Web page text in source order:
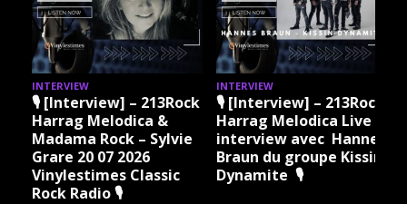
INTERVIEW
🎙 [Interview] – 213Rock
Harrag Melodica &
Madama Rock – Sylvie
Grare 20 07 2026
Vinylestimes Classic
Rock Radio 🎙
INTERVIEW
🎙 [Interview] – 213Rock
Harrag Melodica Live
interview avec Hannes
Braun du groupe Kissin
Dynamite 🎙